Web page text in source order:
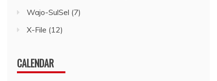
Wajo-SulSel (7)
X-File (12)
CALENDAR